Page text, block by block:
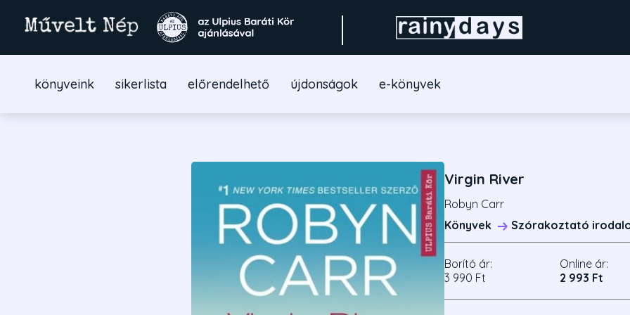
könyveink sikerlista előrendelhető újdonságok e-könyvek
Virgin River
Robyn Carr
Könyvek
Szórakoztató
Borító ár:
3 990 Ft
Online ár:
2 993 Ft